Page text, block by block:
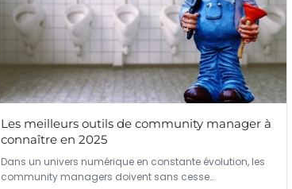
Les meilleurs outils de community manager à
connaître en 2025
Dans un univers numérique en constante évolution, les
community managers doivent sans cesse…